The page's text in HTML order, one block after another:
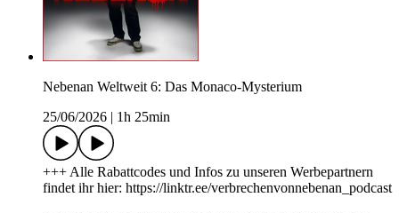
Nebenan Weltweit 6: Das Monaco-Mysterium
25/06/2026
1h 25min
+++ Alle Rabattcodes und Infos zu unseren Werbepartnern
findet ihr hier: https://linktr.ee/verbrechenvonnebenan_podcast